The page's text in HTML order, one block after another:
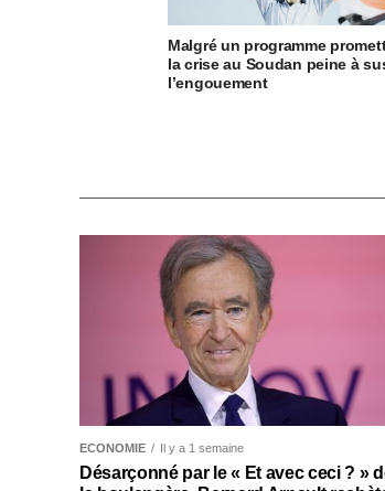
Malgré un programme
la crise au Soudan peine à
l’engouement
ECONOMIE Il y a 1 semaine
Désarçonné par le « Et avec ceci ? »